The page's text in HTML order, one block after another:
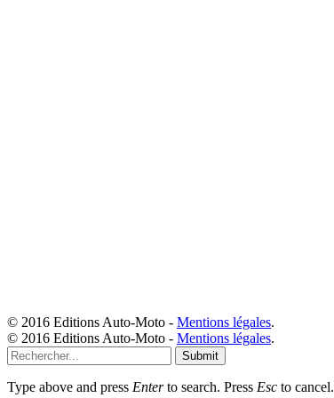
© 2016 Editions Auto-Moto - Mentions légales.
© 2016 Editions Auto-Moto - Mentions légales.
Submit
Type above and press Enterto search. Press Esc to cancel.